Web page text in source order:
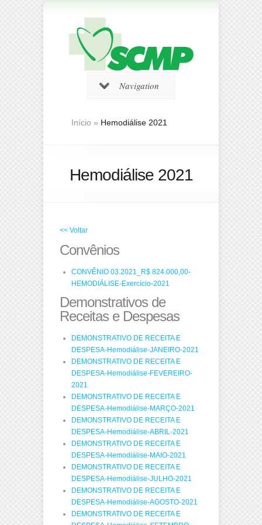
Navigation
Início » Hemodiálise 2021
Hemodiálise 2021
<< Voltar
Convênios
CONVÊNIO 03.2021_R$ 824.000,00-
HEMODIÁLISE-Exercício-2021
Demonstrativos de
Receitas e Despesas
DEMONSTRATIVO DE RECEITA E
DESPESA-Hemodiálise-JANEIRO-2021
DEMONSTRATIVO DE RECEITA E
DESPESA-Hemodiálise-FEVEREIRO-
2021
DEMONSTRATIVO DE RECEITA E
DESPESA-Hemodiálise-MARÇO-2021
DEMONSTRATIVO DE RECEITA E
DESPESA-Hemodiálise-ABRIL-2021
DEMONSTRATIVO DE RECEITA E
DESPESA-Hemodiálise-MAIO-2021
DEMONSTRATIVO DE RECEITA E
DESPESA-Hemodiálise-JULHO-2021
DEMONSTRATIVO DE RECEITA E
DESPESA-Hemodiálise-AGOSTO-2021
DEMONSTRATIVO DE RECEITA E